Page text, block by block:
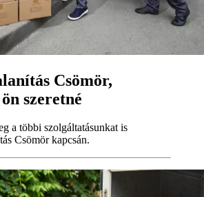
Csömör,
szeretné
a többi szolgáltatásunkat is
Csömör kapcsán.